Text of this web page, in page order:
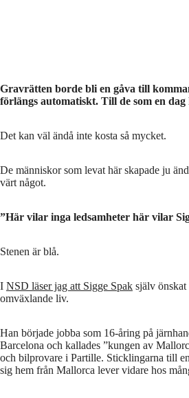
Gravrätten borde bli en gåva till
förlängs automatiskt. Till de som en
Det kan väl ändå inte kosta så mycket.
De människor som levat här skapade ju
värt något.
”Här vilar inga ledsamheter här vilar
Stenen är blå.
I NSD läser jag att Sigge Spak själv önskat
omväxlande liv.
Han började jobba som 16-åring på
Barcelona och kallades ”kungen av
och bilprovare i Partille. Sticklingarna till
sig hem från Mallorca lever vidare hos